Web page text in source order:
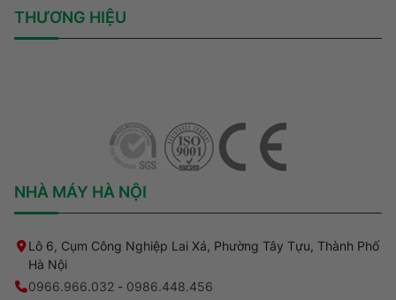
THƯƠNG HIỆU
NHÀ MÁY HÀ NỘI
Lô 6, Cụm Công Nghiệp Lai Xá, Phường Tây Tựu, Thành Phố
Hà Nội
0966.966.032 - 0986.448.456